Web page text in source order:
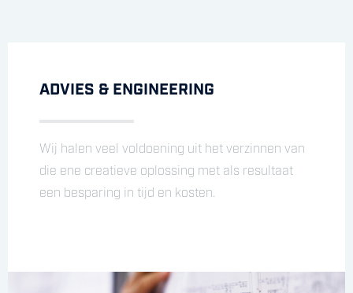
ADVIES & ENGINEERING
Wij halen veel voldoening uit het verzinnen van
die ene creatieve oplossing met als resultaat
een besparing in tijd en kosten.
MONITORING & CONTROLE